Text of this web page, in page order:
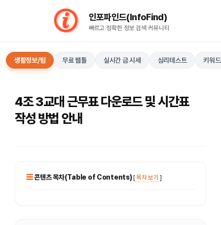
인포파인드(InfoFind)​​​​
빠르고 정확한 정보 검색 커뮤니티
생활정보/팁 무료 웹툴 실시간 금 시세 심리테스트 키워
4조 3교대 근무표 다운로드 및 시간표
작성 방법 안내
콘텐츠 목차(Table of Contents)[목차 보기 ]